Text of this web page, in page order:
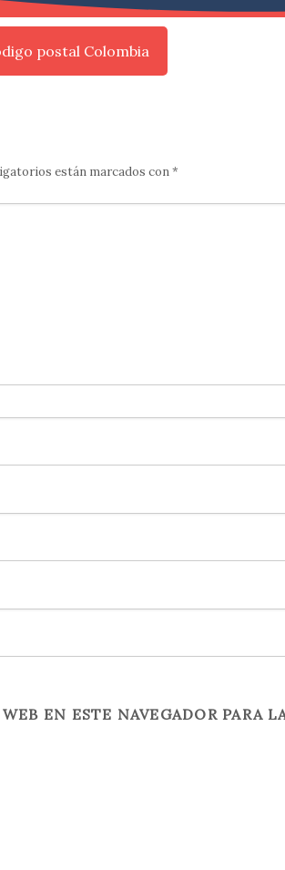
postal Colombia
están marcados con*
EN ESTE NAVEGADOR PARA